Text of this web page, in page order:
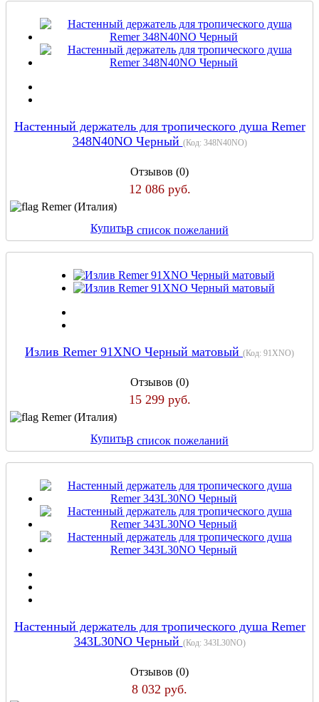
Настенный держатель для тропического душа Remer
348N40NO Черный (Код: 348N40NO)
Отзывов (0)
12 086 руб.
Remer (Италия)
КупитьВ список пожеланий
Излив Remer 91XNO Черный матовый (Код: 91XNO)
Отзывов (0)
15 299 руб.
Remer (Италия)
КупитьВ список пожеланий
Настенный держатель для тропического душа Remer
343L30NO Черный (Код: 343L30NO)
Отзывов (0)
8 032 руб.